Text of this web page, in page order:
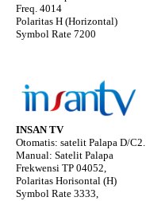
Freq. 4014
Polaritas H (Horizontal)
Symbol Rate 7200
INSAN TV
Otomatis: satelit Palapa D/C2.
Manual: Satelit Palapa
Frekwensi TP 04052,
Polaritas Horisontal (H)
Symbol Rate 3333,